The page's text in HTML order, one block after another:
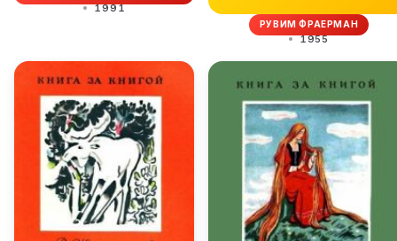
1991
РУВИМ ФРАЕРМАН
1955